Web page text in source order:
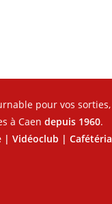
pour vos sorties,
à Caen depuis 1960.
| Vidéoclub | Cafétéria